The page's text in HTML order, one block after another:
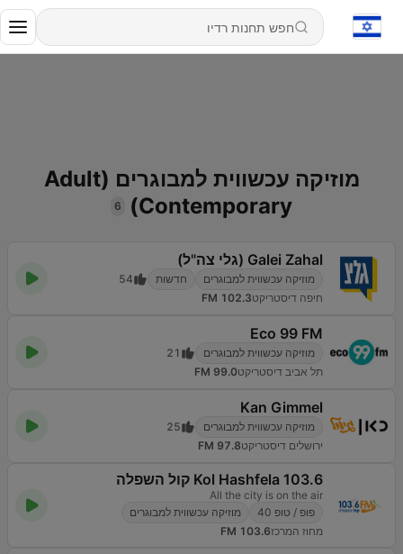
מוזיקה עכשווית למבוגרים (Adult
Contemporary)
6
Galei Zahal (גלי צה"ל)
מוזיקה עכשווית למבוגרים חדשות
54
חיפה דיסטריקט102.3 FM
Eco 99 FM
מוזיקה עכשווית למבוגרים
21
תל אביב דיסטריקט99.0 FM
Kan Gimmel
מוזיקה עכשווית למבוגרים
25
ירושלים דיסטריקט97.8 FM
Kol Hashfela 103.6 קול השפלה
All the city is on the air
פופ / טופ 40
מוזיקה עכשווית למבוגרים
מחוז המרכז103.6 FM